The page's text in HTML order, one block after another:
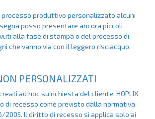
produttivo personalizzato alcuni
posso presentare ancora piccoli
alla fase di stampa o del processo di
che vanno via con il leggero risciacquo.
PERSONALIZZATI
ad hoc su richiesta del cliente, HOPLIX
di recesso come previsto dalla normativa
2005. Il diritto di recesso si applica solo ai